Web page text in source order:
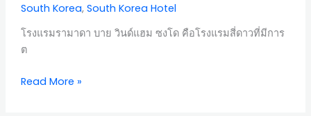
South Korea, South Korea Hotel
โรงแรมรามาดา บาย วินด์แฮม ซงโด คือโรงแรมสี่ดาวที่มีการ
ต
Read More »